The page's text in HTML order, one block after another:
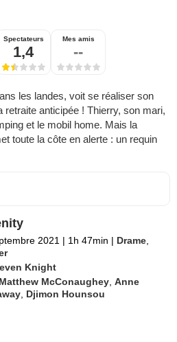
Spectateurs
1,4
Mes amis
--
les landes, voit se réaliser son
retraite anticipée ! Thierry, son mari,
et le mobil home. Mais la
toute la côte en alerte : un requin
2021 | 1h 47min | Drame,
Knight
Matthew McConaughey,Anne
, Djimon Hounsou